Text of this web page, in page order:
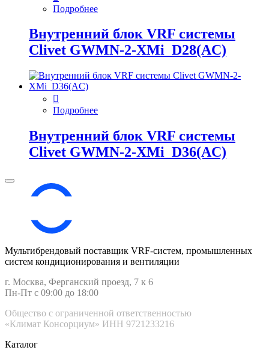
Подробнее
Внутренний блок VRF системы
Clivet GWMN-2-XMi_D28(AC)
Подробнее
Внутренний блок VRF системы
Clivet GWMN-2-XMi_D36(AC)
Мультибрендовый поставщик VRF-cистем, промышленных
систем кондиционирования и вентиляции
г. Москва, Ферганский проезд, 7 к 6
Пн-Пт с 09:00 до 18:00
Общество с ограниченной ответственностью
«Климат Консорциум» ИНН 9721233216
Каталог